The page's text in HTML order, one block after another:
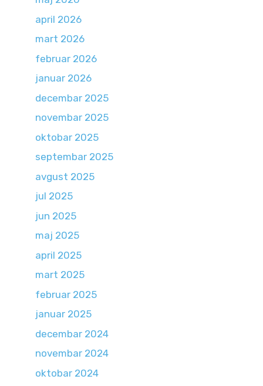
april 2026
mart 2026
februar 2026
januar 2026
decembar 2025
novembar 2025
oktobar 2025
septembar 2025
avgust 2025
jul 2025
jun 2025
maj 2025
april 2025
mart 2025
februar 2025
januar 2025
decembar 2024
novembar 2024
oktobar 2024